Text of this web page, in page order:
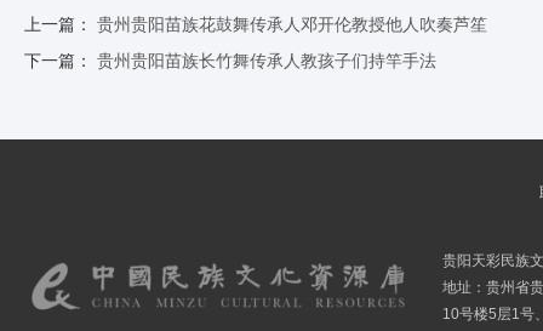
上一篇： 贵州贵阳苗族花鼓舞传承人邓开伦教授他人吹奏芦笙
下一篇： 贵州贵阳苗族长竹舞传承人教孩子们持竿手法
贵阳天彩民族
地址：贵州省
10号楼5层1号